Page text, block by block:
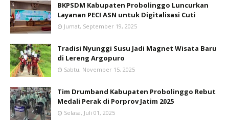
BKPSDM Kabupaten Probolinggo Luncurkan
Layanan PECI ASN untuk Digitalisasi Cuti
Jumat, September 19, 2025
Tradisi Nyunggi Susu Jadi Magnet Wisata Baru
di Lereng Argopuro
Sabtu, November 15, 2025
Tim Drumband Kabupaten Probolinggo Rebut
Medali Perak di Porprov Jatim 2025
Selasa, Juli 01, 2025